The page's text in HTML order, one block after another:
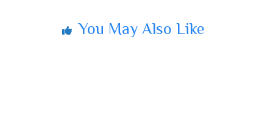
You May Also Like